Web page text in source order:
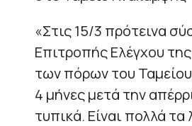
«Στις 15/3 πρότεινα
Επιτροπής Ελέγχου
των πόρων του
4 μήνες μετά την
τυπικά. Είναι πολλά τα